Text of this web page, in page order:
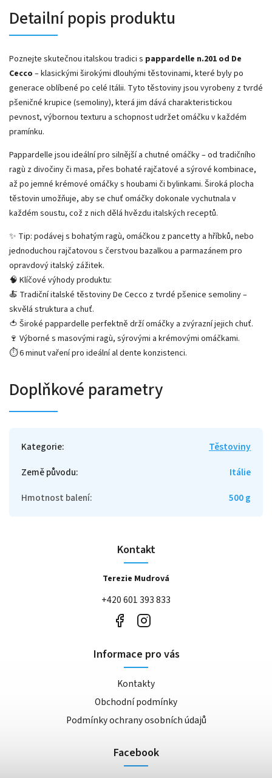
Detailní popis produktu
Poznejte skutečnou italskou tradici s pappardelle n.201 od De
Cecco – klasickými širokými dlouhými těstovinami, které byly po
generace oblíbené po celé Itálii. Tyto těstoviny jsou vyrobeny z tvrdé
pšeničné krupice (semoliny), která jim dává charakteristickou
pevnost, výbornou texturu a schopnost udržet omáčku v každém
pramínku.
Pappardelle jsou ideální pro silnější a chutné omáčky – od tradičního
ragù z divočiny či masa, přes bohaté rajčatové a sýrové kombinace,
až po jemné krémové omáčky s houbami či bylinkami. Široká plocha
těstovin umožňuje, aby se chuť omáčky dokonale vychutnala v
každém soustu, což z nich dělá hvězdu italských receptů.
✨ Tip: podávej s bohatým ragù, omáčkou z pancetty a hříbků, nebo
jednoduchou rajčatovou s čerstvou bazalkou a parmazánem pro
opravdový italský zážitek.
🧠 Klíčové výhody produktu:
🍝 Tradiční italské těstoviny De Cecco z tvrdé pšenice semoliny –
skvělá struktura a chuť.
🍅 Široké pappardelle perfektně drží omáčky a zvýrazní jejich chuť.
🍷 Výborné s masovými ragù, sýrovými a krémovými omáčkami.
⏱ 6 minut vaření pro ideální al dente konzistenci.
Doplňkové parametry
Kategorie:
Těstoviny
Země původu:
Itálie
Hmotnost balení: 500 g
Kontakt
Terezie Mudrová
+420 601 393 833
Informace pro vás
Kontakty
Obchodní podmínky
Podmínky ochrany osobních údajů
Facebook